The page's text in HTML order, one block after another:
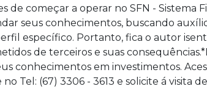
de começar a operar no SFN - Sistema
seus conhecimentos, buscando
específico. Portanto, fica o autor
de terceiros e suas
conhecimentos em investimentos.
Tel: (67) 3306 - 3613 e solicite á visita